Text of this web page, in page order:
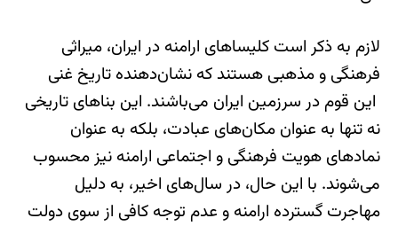
لازم به ذکر است کلیساهای ارامنه در ایران، میراثی
فرهنگی و مذهبی هستند که نشان‌دهنده تاریخ غنی
این قوم در سرزمین ایران می‌باشند. این بناهای تاریخی
نه تنها به عنوان مکان‌های عبادت، بلکه به عنوان
نمادهای هویت فرهنگی و اجتماعی ارامنه نیز محسوب
می‌شوند. با این حال، در سال‌های اخیر، به دلیل
مهاجرت گسترده ارامنه و عدم توجه کافی از سوی دولت